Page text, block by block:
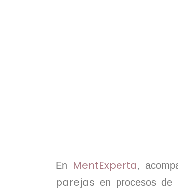
En MentExperta,
parejas en procesos de